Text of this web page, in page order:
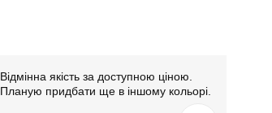
Відмінна якість за доступною ціною.
Планую придбати ще в іншому кольорі.